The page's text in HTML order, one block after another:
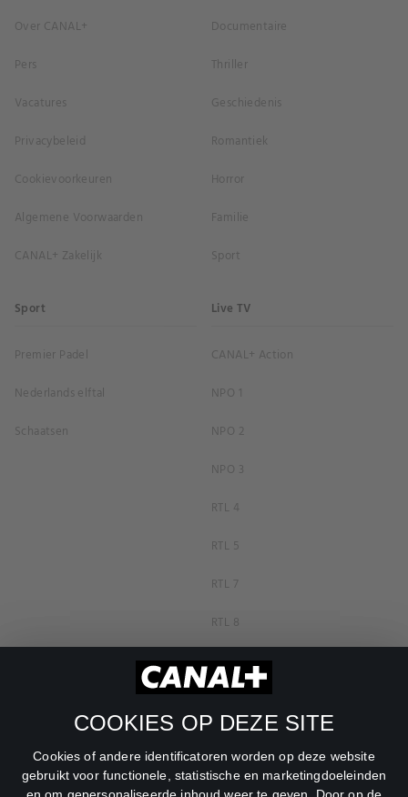
COOKIES OP DEZE SITE
Cookies of andere identificatoren worden op deze website
gebruikt voor functionele, statistische en marketingdoeleinden
Over CANAL+
Pers
Vacatures
Privacybeleid
Cookievoorkeuren
Algemene Voorwaarden
CANAL+ Zakelijk
Documentaire
Thriller
Geschiedenis
Romantiek
Horror
Familie
Sport
Sport
Premier Padel
Nederlands elftal
Schaatsen
Live TV
CANAL+ Action
NPO 1
NPO 2
NPO 3
RTL 4
RTL 5
RTL 7
RTL 8
RTL Z
SBS6
Veronica